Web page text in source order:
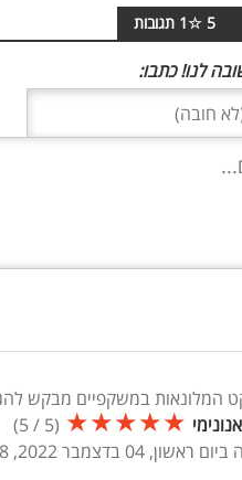
5
☆
1 תגובות
לנו! כתבו:
המלונאות במשקפיים מבקש להגדיל
★
★
★
★
★
(
5
/
5
)
04 בדצמבר 2022, 08:18